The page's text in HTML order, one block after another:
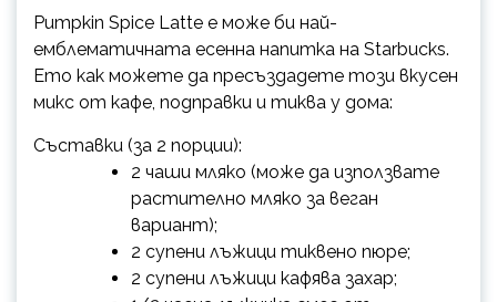
Pumpkin Spice Latte е може би най-
емблематичната есенна напитка на Starbucks.
Ето как можете да пресъздадете този вкусен
микс от кафе, подправки и тиква у дома:
Съставки (за 2 порции):
2 чаши мляко (може да използвате
растително мляко за веган
вариант);
2 супени лъжици тиквено пюре;
2 супени лъжици кафява захар;